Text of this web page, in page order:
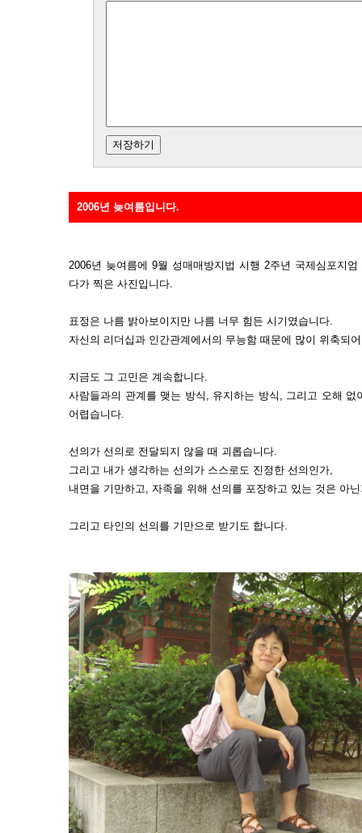
2006년 늦여름입니다.
2006년 늦여름에 9월 성매매방지법 시행 2주년 국제심포지
다가 찍은 사진입니다.
표정은 나름 밝아보이지만 나름 너무 힘든 시기였습니다.
자신의 리더십과 인간관계에서의 무능함 때문에 많이 위축되
지금도 그 고민은 계속합니다.
사람들과의 관계를 맺는 방식, 유지하는 방식, 그리고 오해
어렵습니다.
선의가 선의로 전달되지 않을 때 괴롭습니다.
그리고 내가 생각하는 선의가 스스로도 진정한 선의인가,
내면을 기만하고, 자족을 위해 선의를 포장하고 있는 것은 아
그리고 타인의 선의를 기만으로 받기도 합니다.